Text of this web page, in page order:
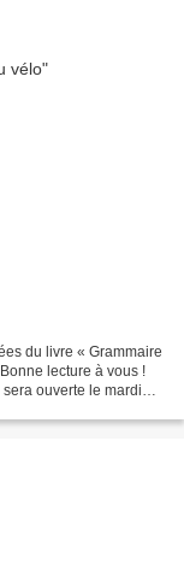
du livre « Grammaire
lecture à vous !
ouverte le mardi